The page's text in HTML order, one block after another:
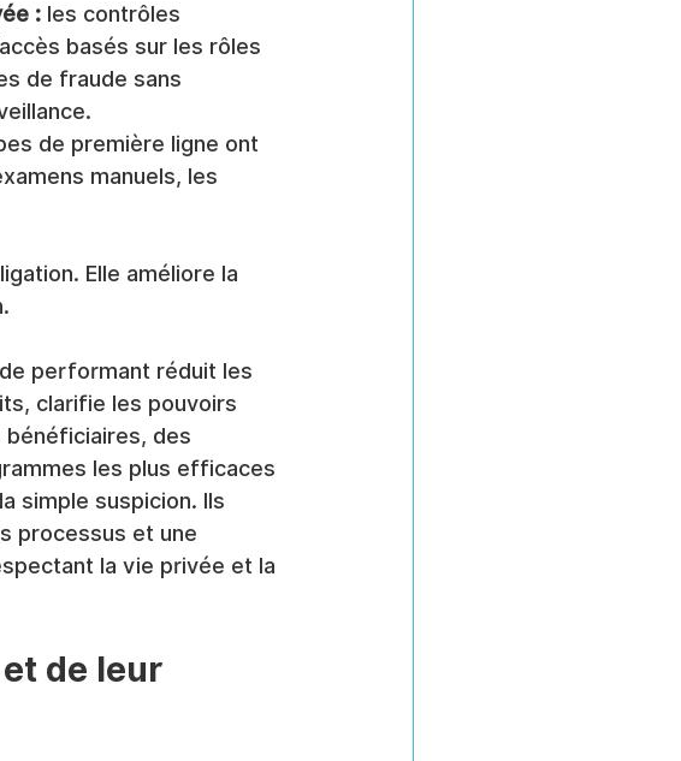
: les contrôles
basés sur les rôles
de fraude sans
de première ligne ont
manuels, les
Elle améliore la
performant réduit les
clarifie les pouvoirs
des
les plus efficaces
simple suspicion. Ils
processus et une
la vie privée et la
de leur